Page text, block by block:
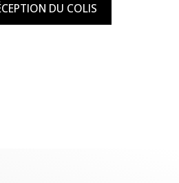
DU COLIS